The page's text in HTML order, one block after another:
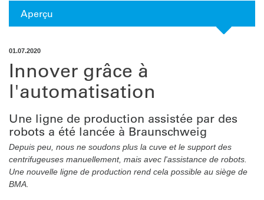
Aperçu
01.07.2020
Innover grâce à
l'automatisation
Une ligne de production assistée par des
robots a été lancée à Braunschweig
Depuis peu, nous ne soudons plus la cuve et le support des
centrifugeuses manuellement, mais avec l'assistance de robots.
Une nouvelle ligne de production rend cela possible au siège de
BMA.